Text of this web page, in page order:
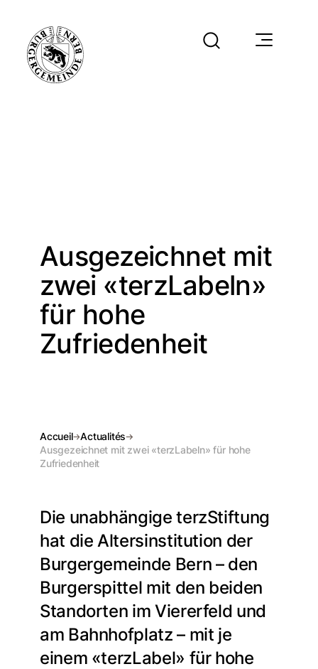
Ausgezeichnet mit
zwei «terzLabeln»
für hohe
Zufriedenheit
Accueil
Actualités
Ausgezeichnet mit zwei «terzLabeln» für hohe
Zufriedenheit
Die unabhängige terzStiftung
hat die Altersinstitution der
Burgergemeinde Bern – den
Burgerspittel mit den beiden
Standorten im Viererfeld und
am Bahnhofplatz – mit je
einem «terzLabel» für hohe